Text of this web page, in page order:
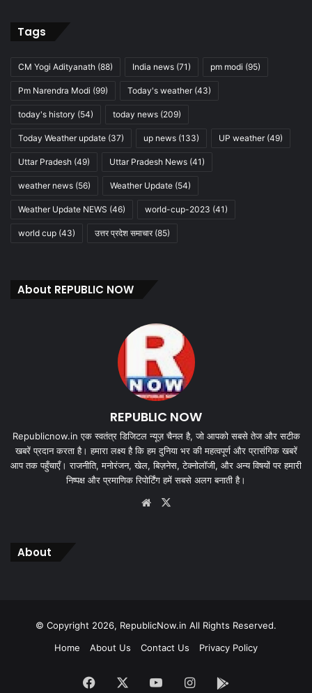
Tags
CM Yogi Adityanath (88) India news (71) pm modi (95)
Pm Narendra Modi (99) Today's weather(43)
today's history (54) today news (209)
Today Weather update (37) up news (133) UP weather(49)
Uttar Pradesh (49) Uttar Pradesh News (41)
weather news (56) Weather Update (54)
Weather Update NEWS (46) world-cup-2023 (41)
world cup (43) उत्तर प्रदेश समाचार(85)
About REPUBLIC NOW
REPUBLIC NOW
Republicnow.in एक स्वतंत्र डिजिटल न्यूज़ चैनल है, जो आपको सबसे तेज और सटीक
खबरें प्रदान करता है। हमारा लक्ष्य है कि हम दुनिया भर की महत्वपूर्ण और प्रासंगिक खबरें
आप तक पहुँचाएँ। राजनीति, मनोरंजन, खेल, बिज़नेस, टेक्नोलॉजी, और अन्य विषयों पर हमारी
निष्पक्ष और प्रमाणिक रिपोर्टिंग हमें सबसे अलग बनाती है।
Website
About
© Copyright 2026, RepublicNow.in All Rights Reserved.
Home
About Us Contact Us Privacy Policy
Facebook YouTubeInstagram